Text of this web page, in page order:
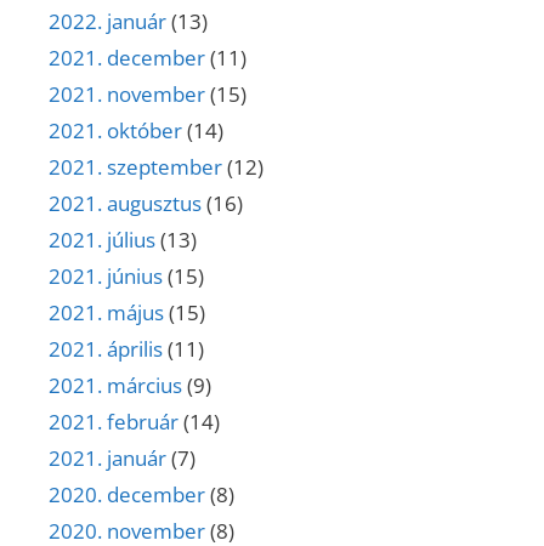
2022. január(13)
2021. december(11)
2021. november(15)
2021. október(14)
2021. szeptember(12)
2021. augusztus(16)
2021. július(13)
2021. június(15)
2021. május(15)
2021. április(11)
2021. március(9)
2021. február(14)
2021. január(7)
2020. december(8)
2020. november(8)